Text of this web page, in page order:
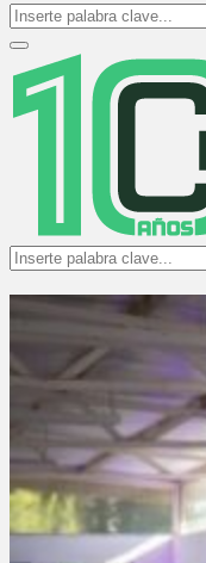
Search
for:
Primary
Menu
Search
for: